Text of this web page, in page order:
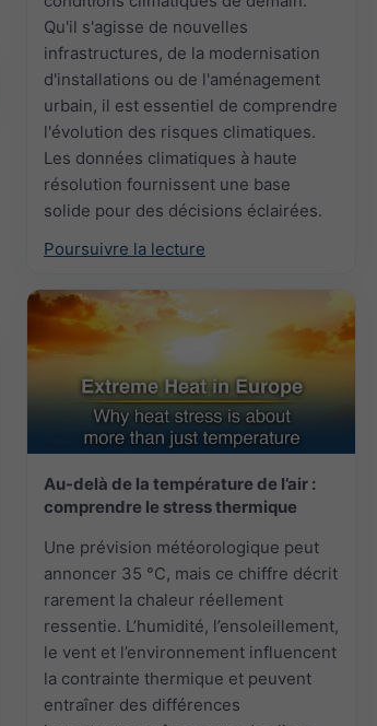
Qu'il s'agisse de nouvelles
infrastructures, de la modernisation
d'installations ou de l'aménagement
urbain, il est essentiel de comprendre
l'évolution des risques climatiques.
Les données climatiques à haute
résolution fournissent une base
solide pour des décisions éclairées.
Poursuivre la lecture
Au-delà de la température de l’air :
comprendre le stress thermique
Une prévision météorologique peut
annoncer 35 °C, mais ce chiffre décrit
rarement la chaleur réellement
ressentie. L’humidité, l’ensoleillement,
le vent et l’environnement influencent
la contrainte thermique et peuvent
entraîner des différences